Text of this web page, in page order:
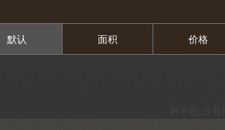
默认 面积 价格